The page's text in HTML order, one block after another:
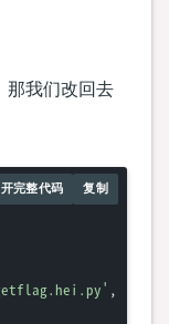
那我们改回去
完整代码 复制
,